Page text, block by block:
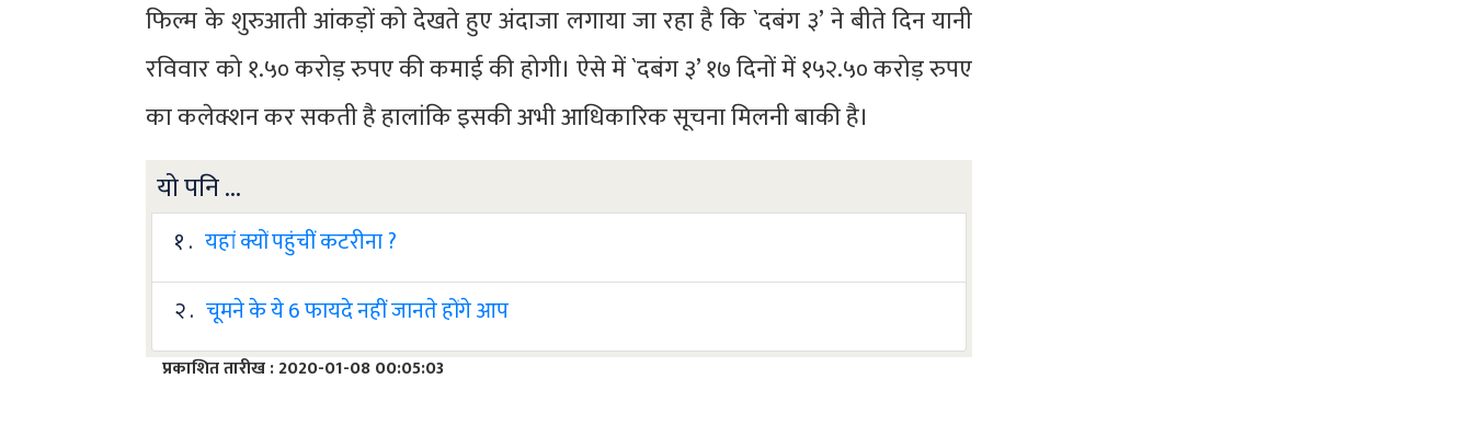
फिल्म के शुरुआती आंकड़ों को देखते हुए अंदाजा लगाया जा रहा है कि `दबंग ३’ ने बीते दिन यानी
रविवार को १.५० करोड़ रुपए की कमाई की होगी। ऐसे में `दबंग ३’ १७ दिनों में १५२.५० करोड़ रुपए
का कलेक्शन कर सकती है हालांकि इसकी अभी आधिकारिक सूचना मिलनी बाकी है।
यो पनि ...
१ . यहां क्यों पहुंचीं कटरीना ?
२ . चूमने के ये 6 फायदे नहीं जानते होंगे आप
प्रकाशित तारीख : 2020-01-08 00:05:03